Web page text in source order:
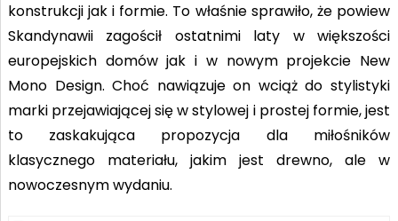
konstrukcji jak i formie. To właśnie sprawiło, że powiew
Skandynawii zagościł ostatnimi laty w większości
europejskich domów jak i w nowym projekcie New
Mono Design. Choć nawiązuje on wciąż do stylistyki
marki przejawiającej się w stylowej i prostej formie, jest
to zaskakująca propozycja dla miłośników
klasycznego materiału, jakim jest drewno, ale w
nowoczesnym wydaniu.